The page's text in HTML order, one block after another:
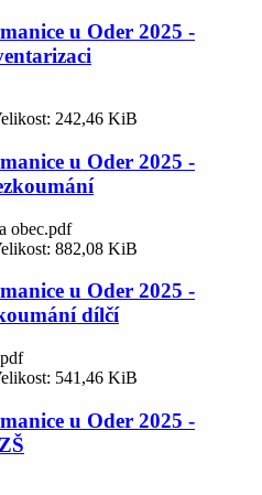
u Oder 2025 -
242,46 KiB
u Oder 2025 -
obec.pdf
882,08 KiB
u Oder 2025 -
dílčí
541,46 KiB
u Oder 2025 -